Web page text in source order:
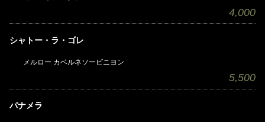
4,000
シャトー・ラ・ゴレ
メルロー カベルネソービニヨン
5,500
パナメラ